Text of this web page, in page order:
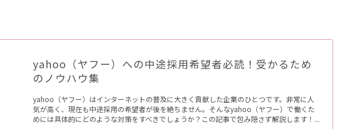
yahoo（ヤフー）への中途採用希望者必読！受かるため
のノウハウ集
yahoo（ヤフー）はインターネットの普及に大きく貢献した企業のひとつです。非常に人
気が高く、現在も中途採用の希望者が後を絶ちません。そんなyahoo（ヤフー）で働くた
めには具体的にどのような対策をすべきでしょうか？この記事で包み隠さず解説します！...